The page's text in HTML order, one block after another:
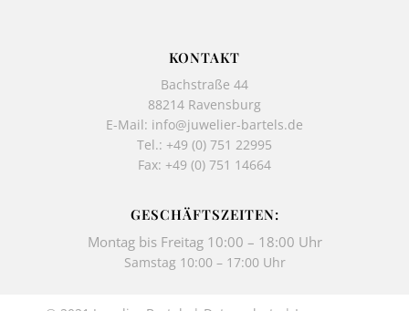
k
-
f
a
m
KONTAKT
Bachstraße 44
88214 Ravensburg
E-Mail: info@juwelier-bartels.de
Tel.: +49 (0) 751 22995
Fax: +49 (0) 751 14664
GESCHÄFTSZEITEN:
Montag bis Freitag 10:00 – 18:00 Uhr
Samstag 10:00 – 17:00 Uhr